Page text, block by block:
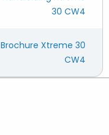
30 CW4
Brochure Xtreme 30
CW4